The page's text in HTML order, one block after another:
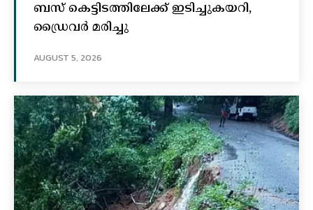
ബസ് കെട്ടിടത്തിലേക്ക് ഇടിച്ചുകയറി,
ഡ്രൈവർ മരിച്ചു
AUGUST 5, 2026